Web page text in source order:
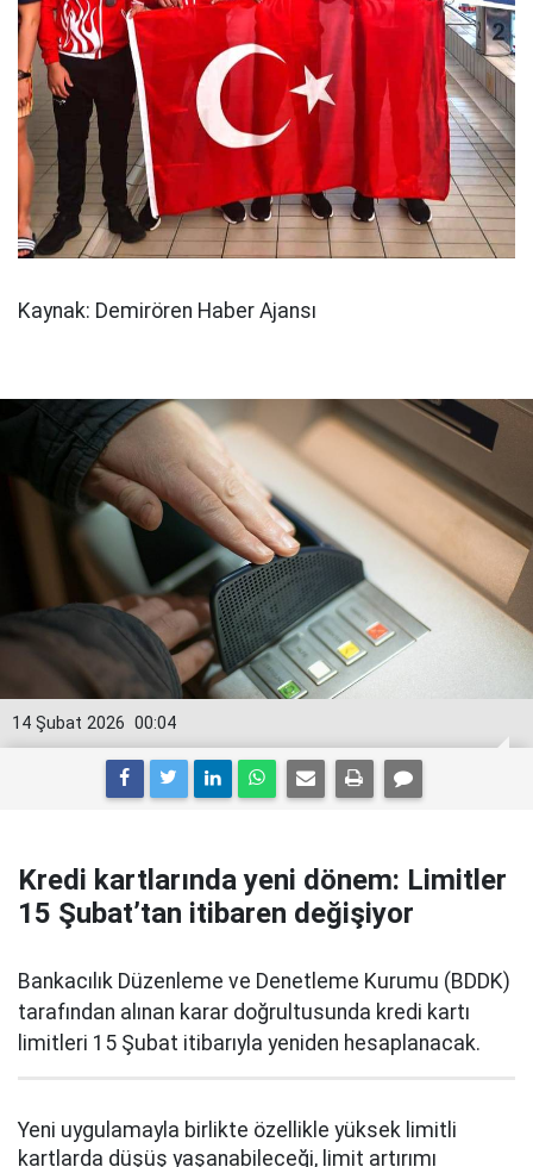
Kaynak: Demirören Haber Ajansı
00:04
14 Şubat 2026
Kredi kartlarında yeni dönem: Limitler
15 Şubat’tan itibaren değişiyor
Bankacılık Düzenleme ve Denetleme Kurumu (BDDK)
tarafından alınan karar doğrultusunda kredi kartı
limitleri 15 Şubat itibarıyla yeniden hesaplanacak.
Yeni uygulamayla birlikte özellikle yüksek limitli
kartlarda düşüş yaşanabileceği, limit artırımı